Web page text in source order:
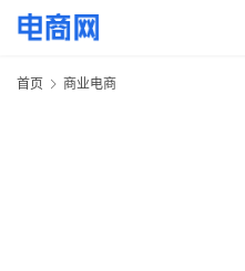
首页 商业电商